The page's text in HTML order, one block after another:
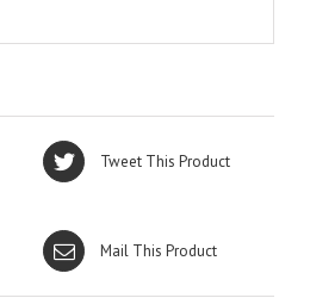
Tweet This Product
Mail This Product